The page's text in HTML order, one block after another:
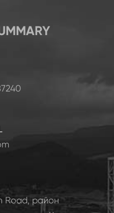
Road, район